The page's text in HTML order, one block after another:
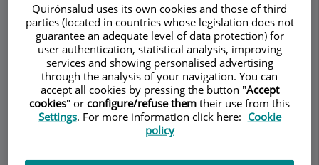
Calafí
OTORRINOLARINGOLOGÍA
DescripciónServiciosEquipoContactoDatos de interés
Pedir cita
Quirónsalud uses its own cookies and those of third
parties (located in countries whose legislation does not
guarantee an adequate level of data protection) for
user authentication, statistical analysis, improving
services and showing personalised advertising
through the analysis of your navigation. You can
accept all cookies by pressing the button "Accept
cookies" or configure/refuse them their use from this
Settings. For more information click here: Cookie
policy